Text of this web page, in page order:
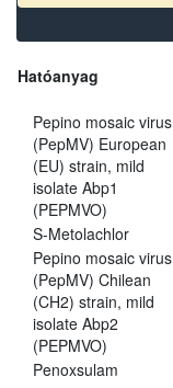
Hatóanyag
Pepino mosaic virus
(PepMV) European
(EU) strain, mild
isolate Abp1
(PEPMVO)
S-Metolachlor
Pepino mosaic virus
(PepMV) Chilean
(CH2) strain, mild
isolate Abp2
(PEPMVO)
Penoxsulam